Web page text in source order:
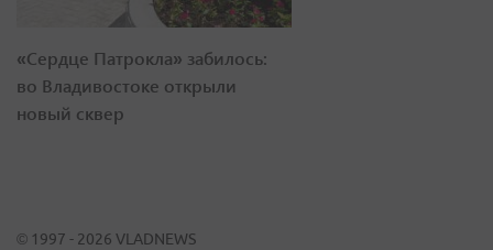
«Сердце Патрокла» забилось:
во Владивостоке открыли
новый сквер
© 1997 - 2026 VLADNEWS